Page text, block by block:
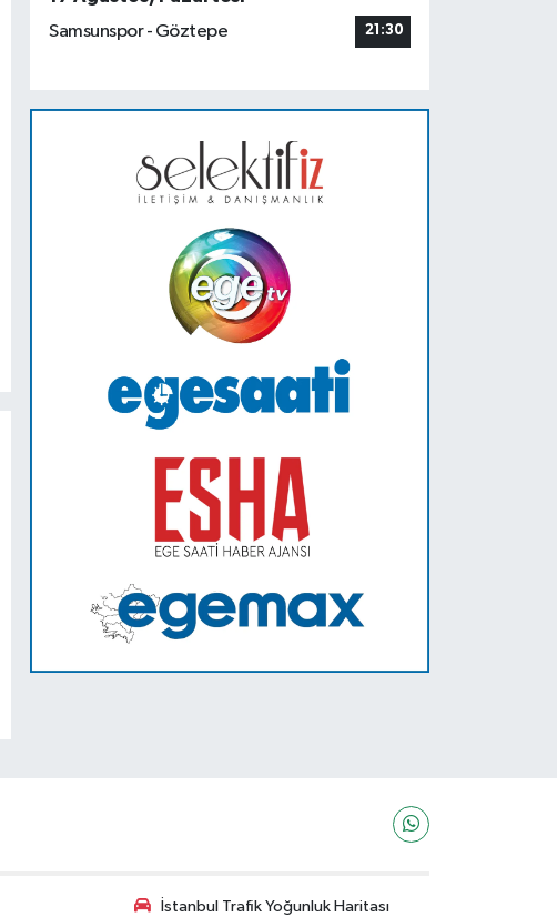
Samsunspor - Göztepe
21:30
İstanbul Trafik Yoğunluk Haritası